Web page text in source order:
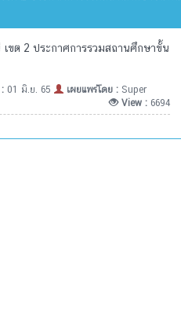
ขต 2 ประกาศการรวมสถานศึกษาขั้น
01 มิ.ย. 65 เผยแพร่โดย : Super
View : 6694